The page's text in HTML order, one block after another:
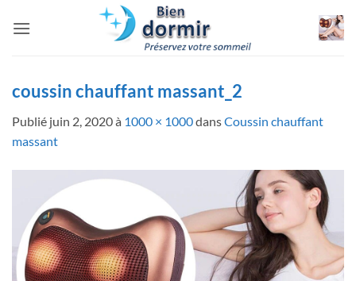
coussin chauffant massant_2
Publié juin 2, 2020à 1000 × 1000dansCoussin chauffant
massant